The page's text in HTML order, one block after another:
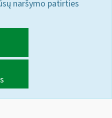
naršymo patirties